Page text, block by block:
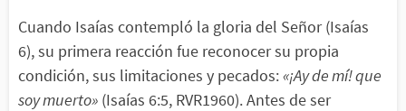
Cuando Isaías contempló la gloria del Señor (Isaías
6), su primera reacción fue reconocer su propia
condición, sus limitaciones y pecados:«¡Ay de mí! que
soy muerto» (Isaías 6:5, RVR1960). Antes de ser